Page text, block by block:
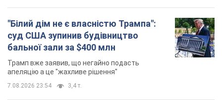
"Білий дім не є власністю Трампа":
суд США зупинив будівництво
бальної зали за $400 млн
Трамп вже заявив, що негайно подасть
апеляцію а це "жахливе рішення"
7.08.2026 23:54 3,4 т.